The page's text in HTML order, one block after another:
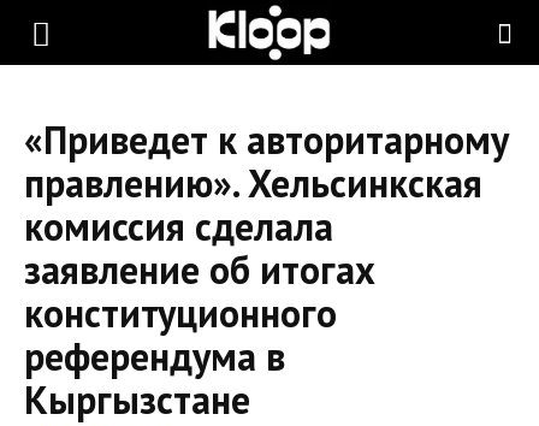
KLOOP.KG
Новости
Кыргызстана
«Приведет к авторитарному
правлению». Хельсинкская
комиссия сделала
заявление об итогах
конституционного
референдума в
Кыргызстане